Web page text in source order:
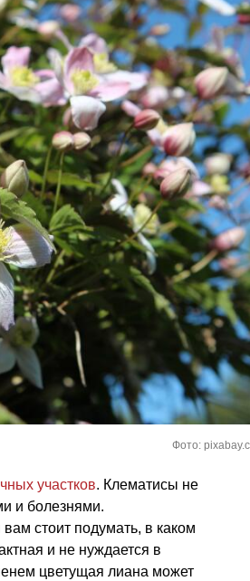
Фото:
участков. Клематисы не
и болезнями.
стоит подумать, в каком
и не нуждается в
цветущая лиана может